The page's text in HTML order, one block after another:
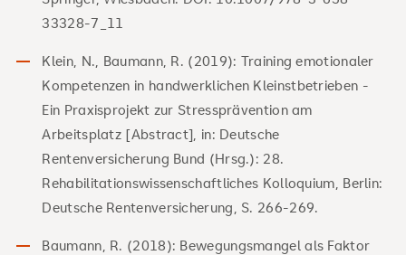
33328-7_11
Klein, N., Baumann, R. (2019): Training emotionaler
Kompetenzen in handwerklichen Kleinstbetrieben -
Ein Praxisprojekt zur Stressprävention am
Arbeitsplatz [Abstract], in: Deutsche
Rentenversicherung Bund (Hrsg.): 28.
Rehabilitationswissenschaftliches Kolloquium, Berlin:
Deutsche Rentenversicherung, S. 266-269.
Baumann, R. (2018): Bewegungsmangel als Faktor